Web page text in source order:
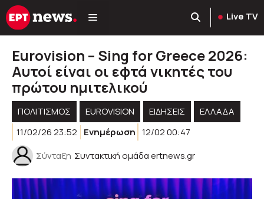
Μετάβαση
σε
Live TV
Eurovision – Sing for Greece 2026:
Αυτοί είναι οι εφτά νικητές του
πρώτου ημιτελικού
ΠΟΛΙΤΙΣΜΟΣ EUROVISION ΕΙΔΗΣΕΙΣ
ΕΛΛΑΔΑ
11/02/26 23:52
Ενημέρωση 12/02 00:47
Σύνταξη Συντακτική ομάδα ertnews.gr